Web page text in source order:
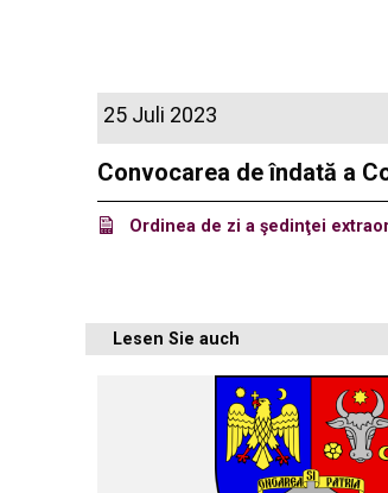
25 Juli 2023
Convocarea de îndată a
Ordinea de zi a şedinţei
Lesen Sie auch